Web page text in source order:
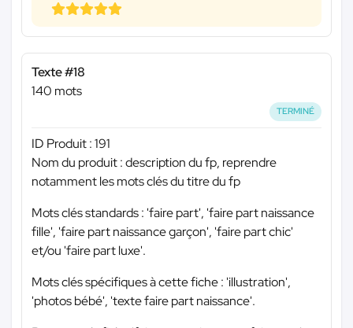
Texte #18
140 mots
TERMINÉ
ID Produit : 191
Nom du produit : description du fp, reprendre
notamment les mots clés du titre du fp
Mots clés standards : 'faire part', 'faire part naissance
fille', 'faire part naissance garçon', 'faire part chic'
et/ou 'faire part luxe'.
Mots clés spécifiques à cette fiche : 'illustration',
'photos bébé', 'texte faire part naissance'.